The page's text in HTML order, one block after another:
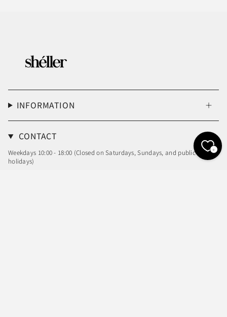
INFORMATION
CONTACT
Weekdays 10:00 - 18:00 (Closed on Saturdays, Sundays, and public
holidays)
0